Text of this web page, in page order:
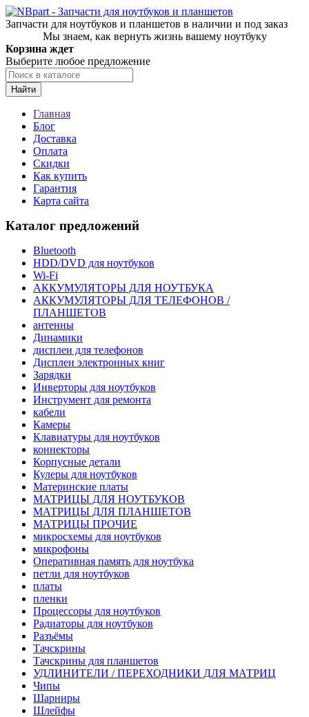
Запчасти для ноутбуков и планшетов в наличии и под заказ
Мы знаем, как вернуть жизнь вашему ноутбуку
Корзина ждет
Выберите любое предложение
Найти
Главная
Блог
Доставка
Оплата
Скидки
Как купить
Гарантия
Карта сайта
Каталог предложений
Bluetooth
HDD/DVD для ноутбуков
Wi-Fi
АККУМУЛЯТОРЫ ДЛЯ НОУТБУКА
АККУМУЛЯТОРЫ ДЛЯ ТЕЛЕФОНОВ /
ПЛАНШЕТОВ
антенны
Динамики
дисплеи для телефонов
Дисплеи электронных книг
Зарядки
Инверторы для ноутбуков
Инструмент для ремонта
кабели
Камеры
Клавиатуры для ноутбуков
коннекторы
Корпусные детали
Кулеры для ноутбуков
Материнские платы
МАТРИЦЫ ДЛЯ НОУТБУКОВ
МАТРИЦЫ ДЛЯ ПЛАНШЕТОВ
МАТРИЦЫ ПРОЧИЕ
микросхемы для ноутбуков
микрофоны
Оперативная память для ноутбука
петли для ноутбуков
платы
пленки
Процессоры для ноутбуков
Радиаторы для ноутбуков
Разъёмы
Тачскрины
Тачскрины для планшетов
УДЛИНИТЕЛИ / ПЕРЕХОДНИКИ ДЛЯ МАТРИЦ
Чипы
Шарниры
Шлейфы